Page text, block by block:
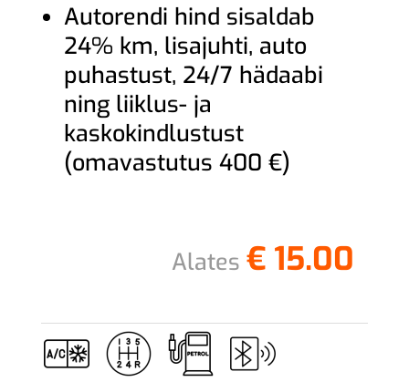
Autorendi hind sisaldab
24% km, lisajuhti, auto
puhastust, 24/7 hädaabi
ning liiklus- ja
kaskokindlustust
(omavastutus 400 €)
Alates € 15.00